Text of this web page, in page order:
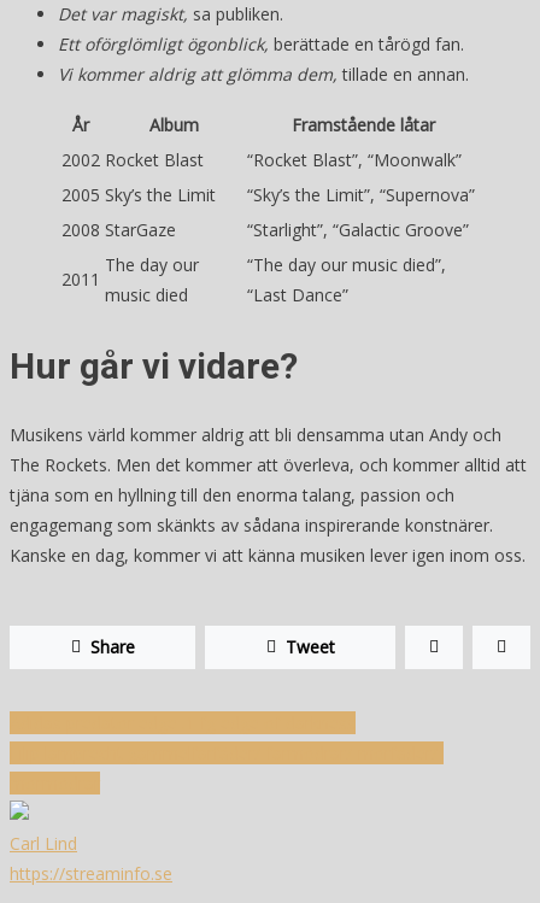
Det var magiskt, sa publiken.
Ett oförglömligt ögonblick, berättade en tårögd fan.
Vi kommer aldrig att glömma dem, tillade en annan.
År Album
Framstående låtar
2002 Rocket Blast
“Rocket Blast”, “Moonwalk”
2005 Sky’s the Limit
“Sky’s the Limit”, “Supernova”
2008 StarGaze “Starlight”, “Galactic Groove”
2011
The day our
music died
“The day our music died”,
“Last Dance”
Hur går vi vidare?
Musikens värld kommer aldrig att bli densamma utan Andy och
The Rockets. Men det kommer att överleva, och kommer alltid att
tjäna som en hyllning till den enorma talang, passion och
engagemang som skänkts av sådana inspirerande konstnärer.
Kanske en dag, kommer vi att känna musiken lever igen inom oss.
Share Tweet
Inläggsnavigering
Carl Lind
https://streaminfo.se